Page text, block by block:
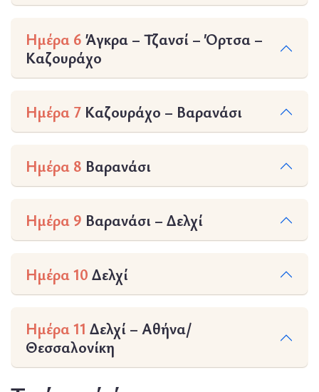
Ημέρα 6 Άγκρα – Τζανσί – Όρτσα –
Καζουράχο
Ημέρα 7 Καζουράχο – Βαρανάσι
Ημέρα 8 Βαρανάσι
Ημέρα 9 Βαρανάσι – Δελχί
Ημέρα 10 Δελχί
Ημέρα 11 Δελχί – Αθήνα/
Θεσσαλονίκη